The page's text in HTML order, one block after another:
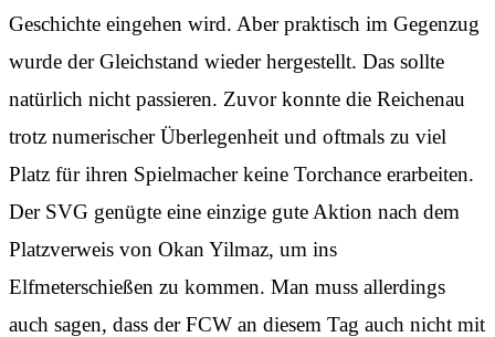
Geschichte eingehen wird. Aber praktisch im Gegenzug
wurde der Gleichstand wieder hergestellt. Das sollte
natürlich nicht passieren. Zuvor konnte die Reichenau
trotz numerischer Überlegenheit und oftmals zu viel
Platz für ihren Spielmacher keine Torchance erarbeiten.
Der SVG genügte eine einzige gute Aktion nach dem
Platzverweis von Okan Yilmaz, um ins
Elfmeterschießen zu kommen. Man muss allerdings
auch sagen, dass der FCW an diesem Tag auch nicht mit